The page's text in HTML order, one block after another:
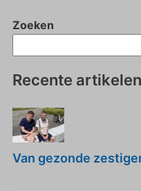
Zoeken
Recente artikelen
Van gezonde